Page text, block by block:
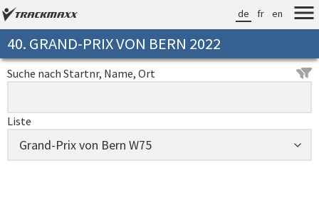
de fr en
40. GRAND-PRIX VON BERN 2022
Suche nach Startnr, Name, Ort
Liste